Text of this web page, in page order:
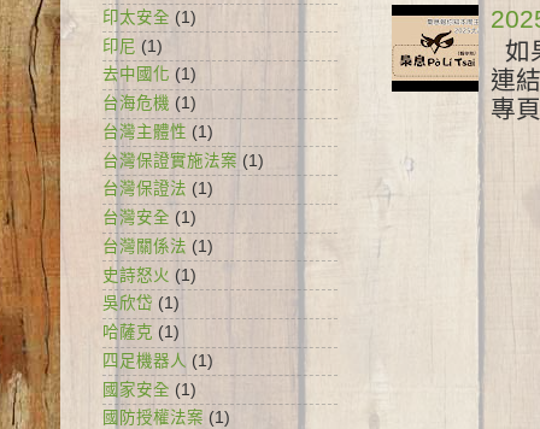
如
連
專
印太安全 (1)
印尼 (1)
去中國化 (1)
台海危機 (1)
台灣主體性 (1)
台灣保證實施法案 (1)
台灣保證法 (1)
台灣安全 (1)
台灣關係法 (1)
史詩怒火 (1)
吳欣岱 (1)
哈薩克 (1)
四足機器人 (1)
國家安全 (1)
國防授權法案 (1)